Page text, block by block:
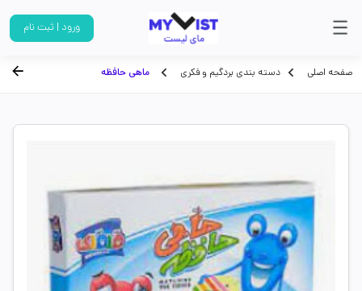
ورود | ثبت نام
صفحه اصلی دسته بندی بردگیم و فکری ماهی حافظه